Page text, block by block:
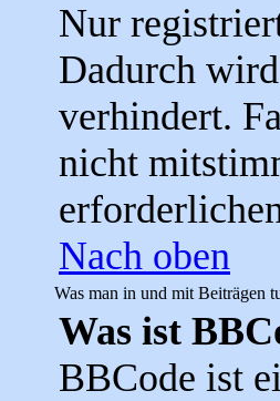
Nur
Dadurch
verhindert.
nicht
Nach oben
Was man in und mit Beiträgen
Was ist
BBCode ist